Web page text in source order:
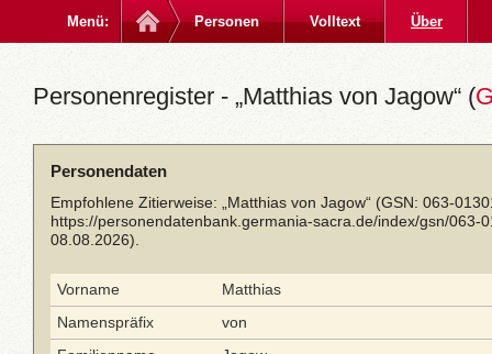
Menü: Personen Volltext Über
Personenregister - „Matthias von Jagow“ (
Personendaten
Empfohlene Zitierweise: „Matthias von Jagow“ (GSN: 063-
https://personendatenbank.germania-sacra.de/index/gsn/063-
08.08.2026).
Vorname
Matthias
Namenspräfix
von